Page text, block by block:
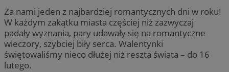
Za nami jeden z najbardziej romantycznych dni w roku!
W każdym zakątku miasta częściej niż zazwyczaj
padały wyznania, pary udawały się na romantyczne
wieczory, szybciej biły serca. Walentynki
świętowaliśmy nieco dłużej niż reszta świata – do 16
lutego.